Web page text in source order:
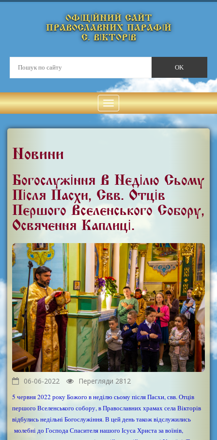
ОФІЦІЙНИЙ САЙТ
ПРАВОСЛАВНИХ ПАРАФІЙ
С. ВІКТОРІВ
Новини
Богослужіння В Неділю Сьому
Після Пасхи, Свв. Отців
Першого Вселенського Собору,
Освячення Каплиці.
06-06-2022 Перегляди 2812
5 червня 2022 року Божого в неділю сьому після Пасхи, свв. Отців
першого Вселенського собору, в Православних храмах села Вікторів
відбулись недільні Богослужіння. В цей день також відслужились
молебні до Господа Спасителя нашого Ісуса Христа за воїнів,